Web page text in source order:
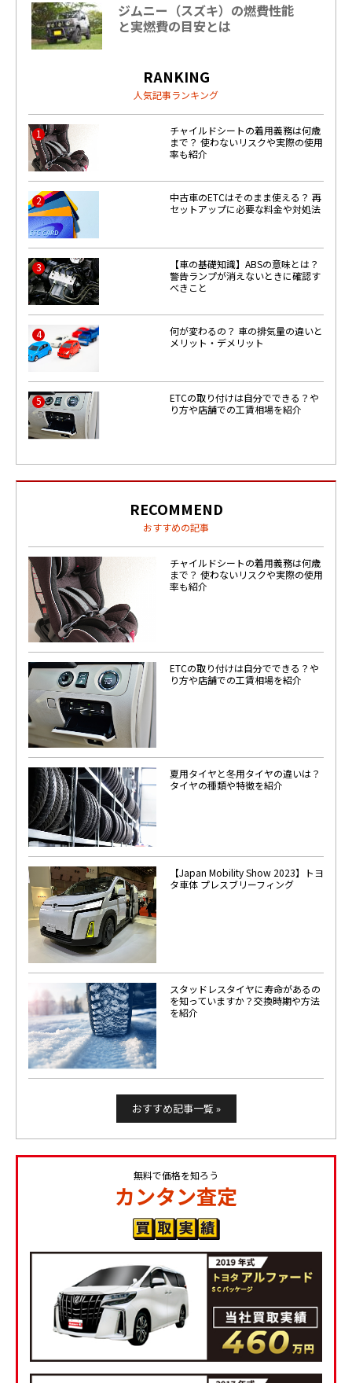
ジムニー（スズキ）の燃費性能
と実燃費の目安とは
RANKING
人気記事ランキング
1
チャイルドシートの着用義務は何歳
まで？ 使わないリスクや実際の使用
率も紹介
2
中古車のETCはそのまま使える？ 再
セットアップに必要な料金や対処法
3
【車の基礎知識】ABSの意味とは？
警告ランプが消えないときに確認す
べきこと
4
何が変わるの？ 車の排気量の違いと
メリット・デメリット
5
ETCの取り付けは自分でできる？や
り方や店舗での工賃相場を紹介
RECOMMEND
おすすめの記事
チャイルドシートの着用義務は何歳
まで？ 使わないリスクや実際の使用
率も紹介
ETCの取り付けは自分でできる？や
り方や店舗での工賃相場を紹介
夏用タイヤと冬用タイヤの違いは？
タイヤの種類や特徴を紹介
【Japan Mobility Show 2023】トヨ
タ車体 プレスブリーフィング
スタッドレスタイヤに寿命があるの
を知っていますか？交換時期や方法
を紹介
おすすめ記事一覧 »
無料で価格を知ろう
カンタン査定